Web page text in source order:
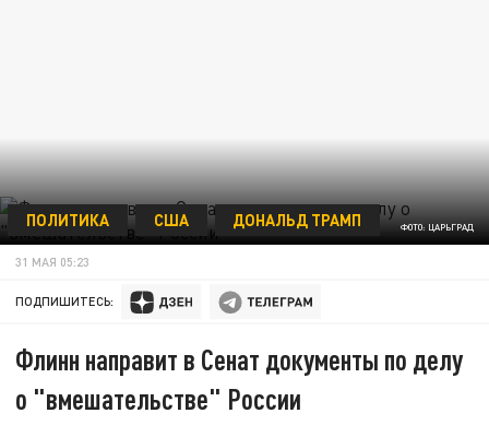
ФОТО: ЦАРЬГРАД
ПОЛИТИКА США ДОНАЛЬД ТРАМП
31 МАЯ 05:23
ПОДПИШИТЕСЬ:
Флинн направит в Сенат документы по делу
о "вмешательстве" России